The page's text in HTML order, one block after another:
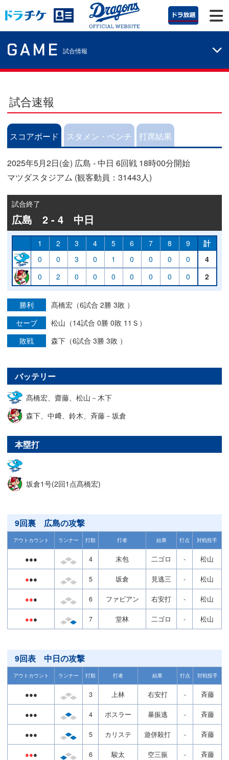
GAME 試合情報
試合速報
スコアボード スタメン・ベンチ 打席結果
2025年5月2日(金) 広島 - 中日 6回戦 18時00分開始
マツダスタジアム (観客動員：31443人)
試合終了
広島 2 - 4 中日
1 2 3 4 5 6 7 8 9
計
0
0 3 0 1 0 0 0 0
4
0
2 0 0 0 0 0 0 0 2
勝利
髙橋宏（6試合 2勝 3敗 ）
セーブ
松山（14試合 0勝 0敗 11Ｓ）
敗戦
森下（6試合 3勝 3敗 ）
バッテリー
髙橋宏、齋藤、松山－木下
森下、中﨑、鈴木、斉藤－坂倉
本塁打
坂倉1号(2回1点髙橋宏)
9回裏 広島の攻撃
アウトカウント ランナー 打順 打者 結果 打点 対戦投手
●●● 4 末包 二ゴロ - 松山
●●● 5 坂倉 見逃三 - 松山
●●● 6 ファビアン 右安打 - 松山
●●● 7 堂林 二ゴロ - 松山
9回表 中日の攻撃
アウトカウント ランナー 打順 打者 結果 打点 対戦投手
●●● 3 上林 右安打 - 斉藤
●●● 4 ボスラー 暴振逃 - 斉藤
●●● 5 カリステ 遊併殺打 - 斉藤
●●● 6 駿太 空三振 - 斉藤